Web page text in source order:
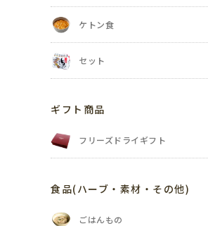
ケトン食
セット
ギフト商品
フリーズドライギフト
食品(ハーブ・素材・その他)
ごはんもの